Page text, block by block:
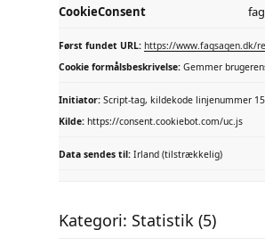
CookieConsent
Først fundet URL: https://www.fagsagen.dk/
Cookie formålsbeskrivelse: Gemmer
Initiator: Script-tag, kildekode linjenummer
Kilde: https://consent.cookiebot.com/uc.js
Data sendes til: Irland (tilstrækkelig)
Kategori: Statistik (5)